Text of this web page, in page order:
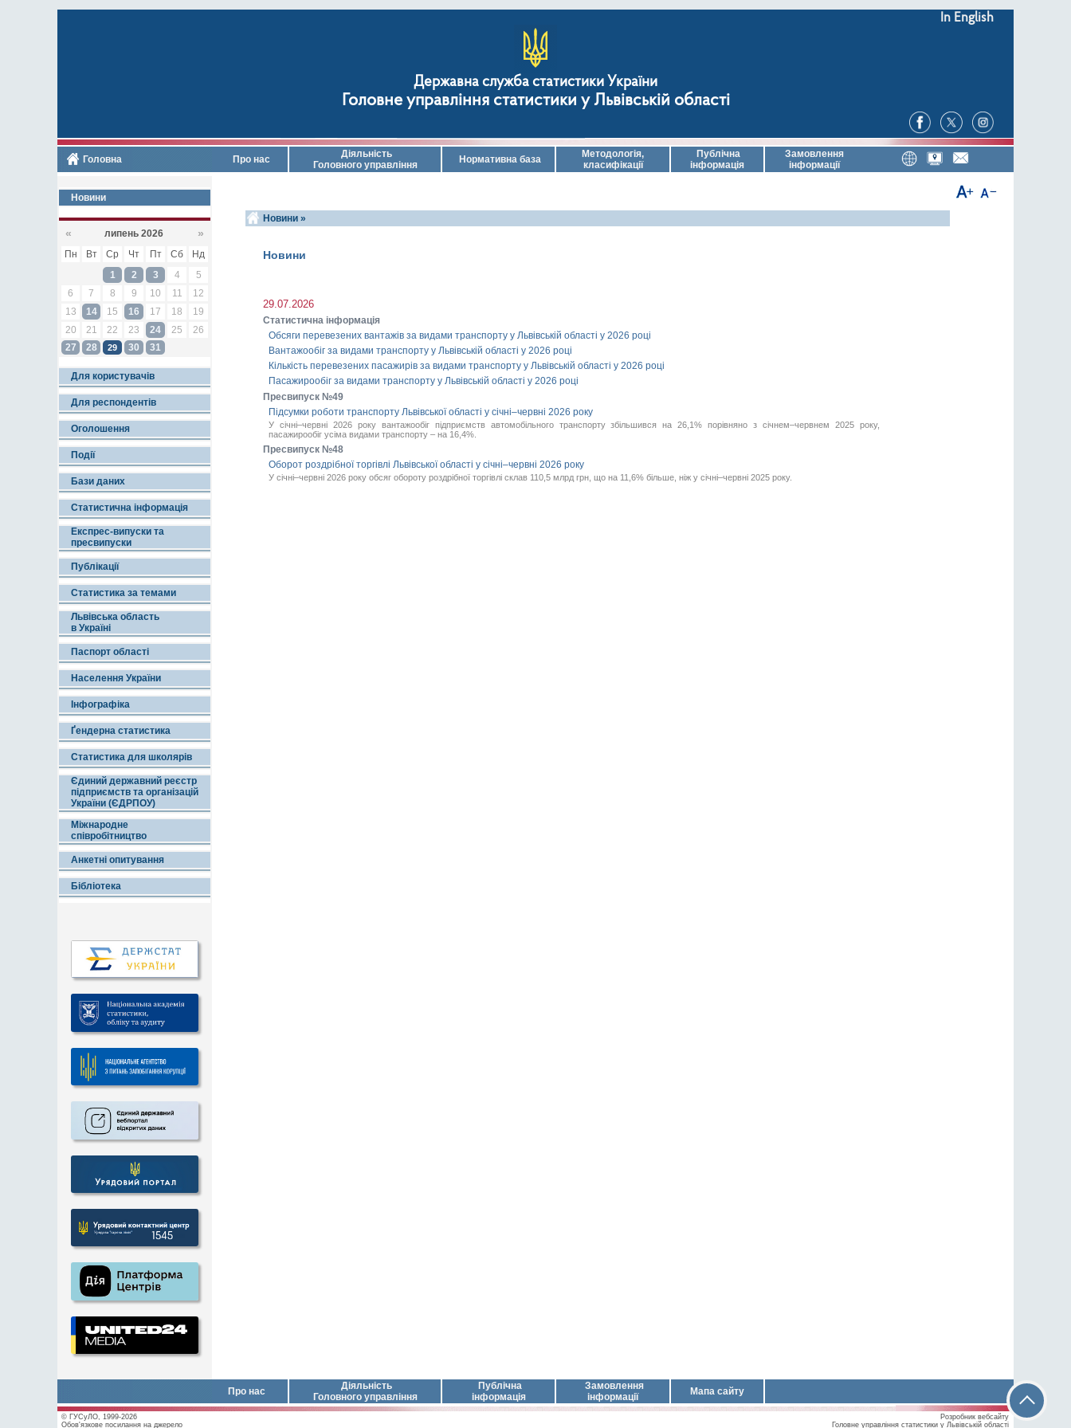
In English
Державна служба статистики України
Головне управління статистики у Львівській області
Головна Про нас
Діяльність
Головного управління
Нормативна база
Методологія,
класифікації
Публічна
інформація
Замовлення
інформації
Новини
« липень 2026 »
Пн Вт Ср Чт Пт Сб
Нд
1
2 3 4
5
6
7 8 9 10 11
12
13
14 15 16 17 18
19
20
21 22 23 24 25
26
27
28 29 30 31
Для користувачів
Для респондентів
Оголошення
Події
Бази даних
Статистична інформація
Експрес-випуски та
пресвипуски
Публікації
Статистика за темами
Львівська область
в Україні
Паспорт області
Населення України
Інфографіка
Ґендерна статистика
Статистика для школярів
Єдиний державний реєстр
підприємств та організацій
України (ЄДРПОУ)
Міжнародне
співробітництво
Анкетні опитування
Бібліотека
Новини »
Новини
29.07.2026
Статистична інформація
Обсяги перевезених вантажів за видами транспорту у Львівській області у 2026 році
Вантажообіг за видами транспорту у Львівській області у 2026 році
Кількість перевезених пасажирів за видами транспорту у Львівській області у 2026 році
Пасажирообіг за видами транспорту у Львівській області у 2026 році
Пресвипуск №49
Підсумки роботи транспорту Львівської області у січні–червні 2026 року
У січні–червні 2026 року вантажообіг підприємств автомобільного транспорту збільшився на 26,1% порівняно з січнем–червнем 2025 року,
пасажирообіг усіма видами транспорту – на 16,4%.
Пресвипуск №48
Оборот роздрібної торгівлі Львівської області у січні–червні 2026 року
У січні–червні 2026 року обсяг обороту роздрібної торгівлі склав 110,5 млрд грн, що на 11,6% більше, ніж у січні–червні 2025 року.
Про нас
Діяльність
Головного управління
Публічна
інформація
Замовлення
інформації
Мапа сайту
© ГУСуЛО, 1999-2026
Обов'язкове посилання на джерело
Розробник вебсайту
Головне управління статистики у Львівській області